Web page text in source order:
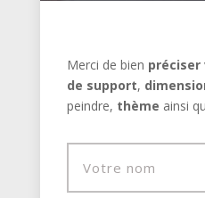
Merci de bien préciser
de support,
peindre, thème ainsi